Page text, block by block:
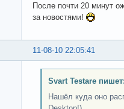
После почти 20 минут
за новостями!
11-08-10 22:05:41
Svart Testare
Нашёл куда оно